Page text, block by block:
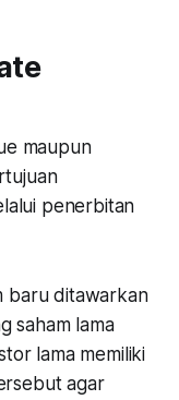
maupun
penerbitan
baru ditawarkan
saham lama
lama memiliki
agar